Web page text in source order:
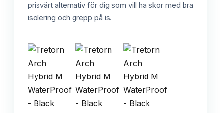
prisvärt alternativ för dig som vill ha skor med bra
isolering och grepp på is.